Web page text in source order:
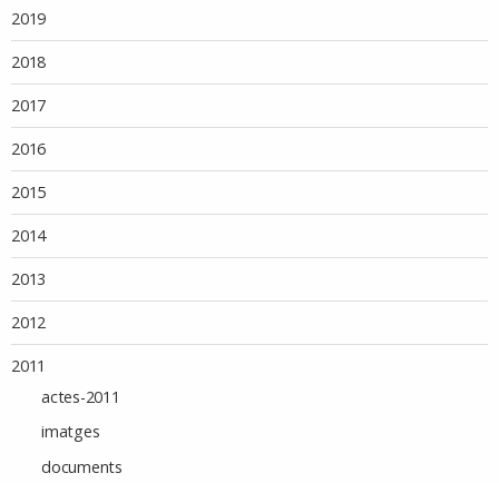
2019
2018
2017
2016
2015
2014
2013
2012
2011
actes-2011
imatges
documents